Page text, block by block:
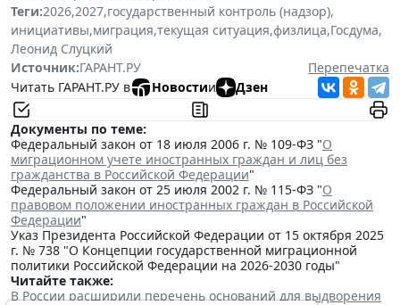
Теги:2026,2027,государственный контроль (надзор),
инициативы,миграция,текущая ситуация,физлица,Госдума,
Леонид Слуцкий
Источник:ГАРАНТ.РУ
Перепечатка
Читать ГАРАНТ.РУ в
Новостии Дзен
Документы по теме:
Федеральный закон от 18 июля 2006 г. № 109-ФЗ "О
миграционном учете иностранных граждан и лиц без
гражданства в Российской Федерации"
Федеральный закон от 25 июля 2002 г. № 115-ФЗ "О
правовом положении иностранных граждан в Российской
Федерации"
Указ Президента Российской Федерации от 15 октября 2025
г. № 738 "О Концепции государственной миграционной
политики Российской Федерации на 2026-2030 годы"
Читайте также:
В России расширили перечень оснований для выдворения